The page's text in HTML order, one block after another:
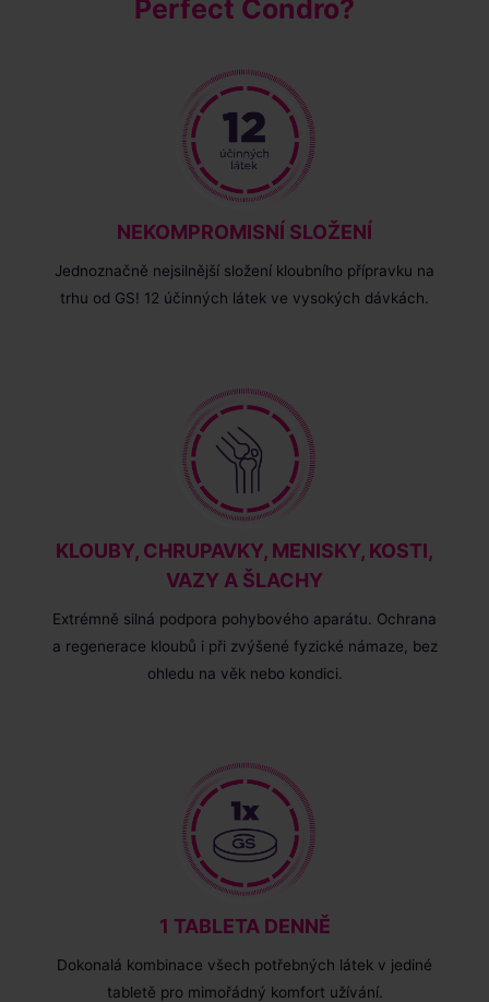
Perfect Condro?
NEKOMPROMISNÍ SLOŽENÍ
Jednoznačně nejsilnější složení kloubního přípravku na
trhu od GS! 12 účinných látek ve vysokých dávkách.
KLOUBY, CHRUPAVKY, MENISKY, KOSTI,
VAZY A ŠLACHY
Extrémně silná podpora pohybového aparátu. Ochrana
a regenerace kloubů i při zvýšené fyzické námaze, bez
ohledu na věk nebo kondici.
1 TABLETA DENNĚ
Dokonalá kombinace všech potřebných látek v jediné
tabletě pro mimořádný komfort užívání.